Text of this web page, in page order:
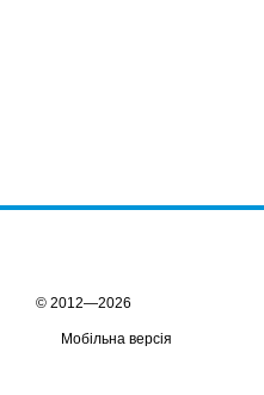
© 2012—2026
Мобільна версія